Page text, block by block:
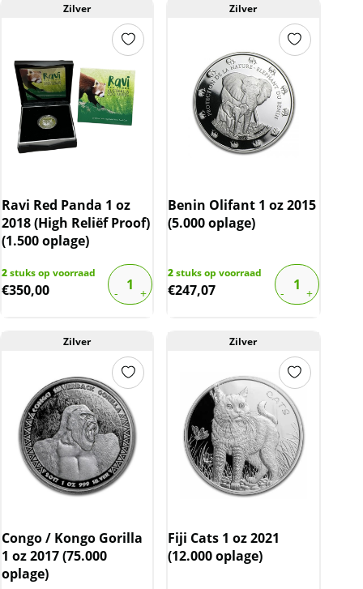
Zilver
Ravi Red Panda 1 oz
2018 (High Reliëf Proof)
(1.500 oplage)
2stuks op voorraad
€350,00
Zilver
Benin Olifant 1 oz 2015
(5.000 oplage)
2stuks op voorraad
€247,07
Zilver
Congo / Kongo Gorilla
1 oz 2017 (75.000
oplage)
Zilver
Fiji Cats 1 oz 2021
(12.000 oplage)